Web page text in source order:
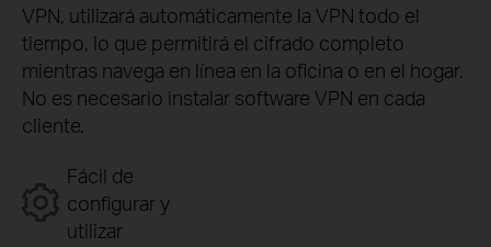
VPN, utilizará automáticamente la VPN todo el
tiempo, lo que permitirá el cifrado completo
mientras navega en línea en la oficina o en el hogar.
No es necesario instalar software VPN en cada
cliente.
Fácil de
configurar y
utilizar